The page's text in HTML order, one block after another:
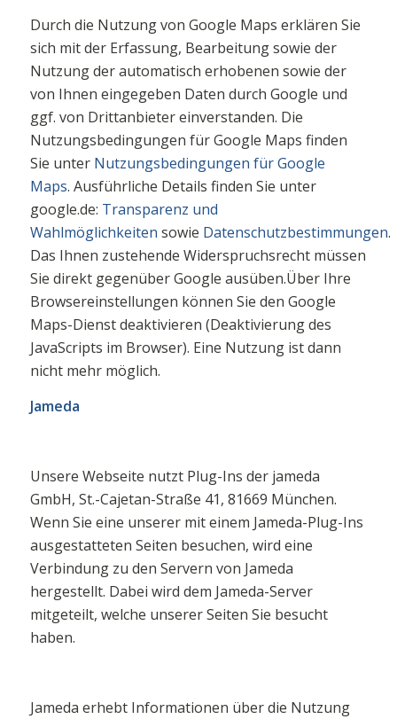
Durch die Nutzung von Google Maps erklären Sie
sich mit der Erfassung, Bearbeitung sowie der
Nutzung der automatisch erhobenen sowie der
von Ihnen eingegeben Daten durch Google und
ggf. von Drittanbieter einverstanden. Die
Nutzungsbedingungen für Google Maps finden
Sie unter Nutzungsbedingungen für Google
Maps. Ausführliche Details finden Sie unter
google.de: Transparenz und
Wahlmöglichkeiten sowie Datenschutzbestimmungen.
Das Ihnen zustehende Widerspruchsrecht müssen
Sie direkt gegenüber Google ausüben.Über Ihre
Browsereinstellungen können Sie den Google
Maps-Dienst deaktivieren (Deaktivierung des
JavaScripts im Browser). Eine Nutzung ist dann
nicht mehr möglich.
Jameda
Unsere Webseite nutzt Plug-Ins der jameda
GmbH, St.-Cajetan-Straße 41, 81669 München.
Wenn Sie eine unserer mit einem Jameda-Plug-Ins
ausgestatteten Seiten besuchen, wird eine
Verbindung zu den Servern von Jameda
hergestellt. Dabei wird dem Jameda-Server
mitgeteilt, welche unserer Seiten Sie besucht
haben.
Jameda erhebt Informationen über die Nutzung